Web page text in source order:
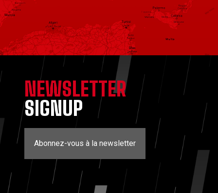
NEWSLETTER
SIGNUP
Abonnez-vous à la newsletter